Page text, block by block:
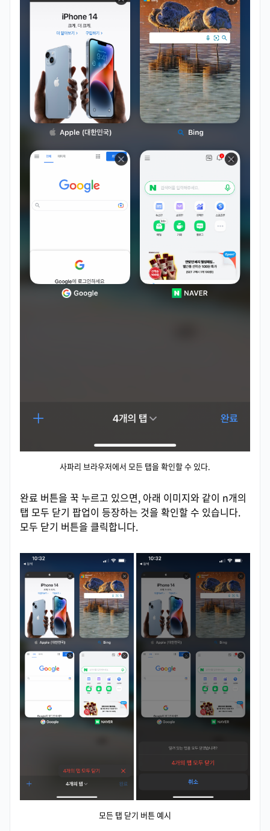
사파리 브라우저에서 모든 탭을 확인할 수 있다.
완료 버튼을 꾹 누르고 있으면, 아래 이미지와 같이 n개의
탭 모두 닫기 팝업이 등장하는 것을 확인할 수 있습니다.
모두 닫기 버튼을 클릭합니다.
모든 탭 닫기 버튼 예시